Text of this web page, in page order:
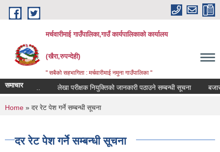
Skip to main content
मर्चवारीमाई गाउँपालिका,गाउँ कार्यपालिकाको कार्यालय
(खैरा,रुपन्देही)
" सबैको सहभागिता : मर्चवारीमाई नमुना गाउँपालिका "
समाचार
सूचना.. लेखा परीक्षक नियुक्तिको जानकारी पठाउने सम्बन्धी सूचना बजार
You are here
Home » दर रेट पेश गर्ने सम्बन्धी सूचना
दर रेट पेश गर्ने सम्बन्धी सूचना